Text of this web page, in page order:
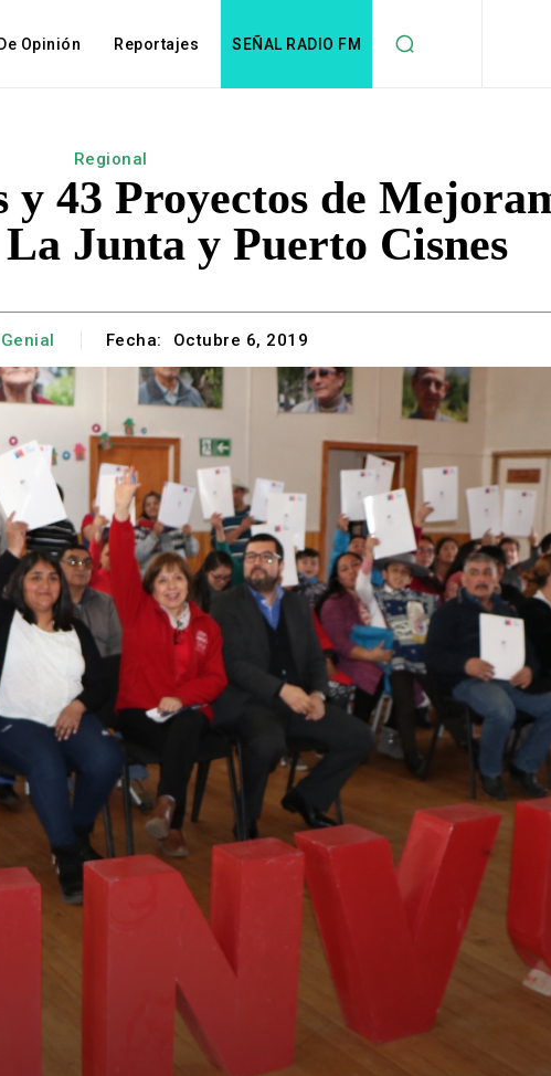
Opinión Reportajes SEÑAL RADIO FM
Regional
y 43 Proyectos de
Junta y Puerto Cisnes
Fecha: Octubre 6, 2019